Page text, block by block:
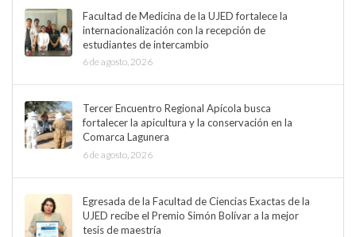
Facultad de Medicina de la UJED fortalece la
internacionalización con la recepción de
estudiantes de intercambio
6 de agosto, 2026
Tercer Encuentro Regional Apícola busca
fortalecer la apicultura y la conservación en la
Comarca Lagunera
6 de agosto, 2026
Egresada de la Facultad de Ciencias Exactas de la
UJED recibe el Premio Simón Bolívar a la mejor
tesis de maestría